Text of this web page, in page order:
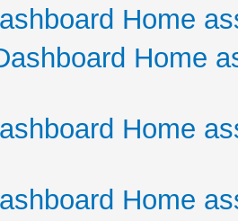
Home
Home
Home
Home